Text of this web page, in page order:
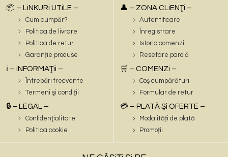
📦 – LiNKURi UTiLE –
Cum cumpăr?
Politica de livrare
Politica de retur
Garanție produse
ℹ️ – iNFORMAŢii –
Întrebări frecvente
Termeni şi condiţii
🔒 – LEGAL –
Confidenţialitate
Politica cookie
👤 – ZONA CLiENŢi –
Autentificare
Înregistrare
Istoric comenzi
Resetare parolă
🛒 – COMENZi –
Coş cumpărături
Formular de retur
💳 – PLATĂ Şi OFERTE –
Modalități de plată
Promoții